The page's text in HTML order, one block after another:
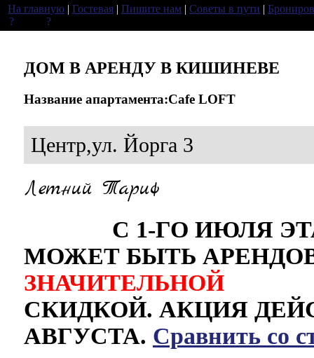
На главную | Гостевая | Пишите нам | Советы в пути |
ДОМ В АРЕНДУ В КИШИНЕВЕ
Название апартамента:Cafe LOFT
Центр,ул. Йорга 3
Летний Тариф
С 1-ГО ИЮЛЯ ЭТА
МОЖЕТ БЫТЬ
ЗНАЧИТЕЛЬНОЙ
СКИДКОЙ. АКЦИЯ
АВГУСТА. Сравнить со